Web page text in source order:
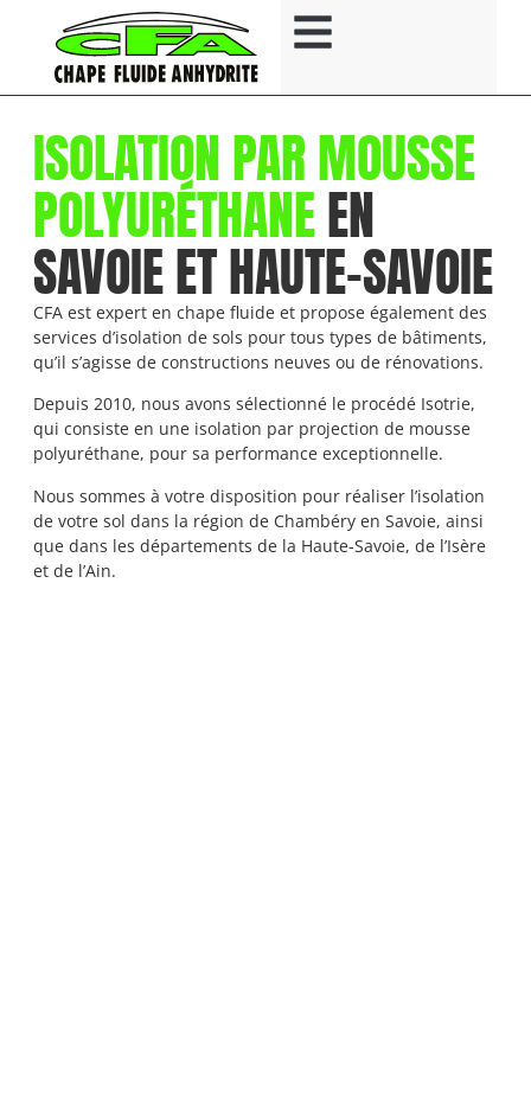
ISOLATION PAR MOUSSE
POLYURÉTHANEEN
SAVOIE ET HAUTE-SAVOIE
CFA est expert en chape fluide et propose également des
services d’isolation de sols pour tous types de bâtiments,
qu’il s’agisse de constructions neuves ou de rénovations.
Depuis 2010, nous avons sélectionné le procédé Isotrie,
qui consiste en une isolation par projection de mousse
polyuréthane, pour sa performance exceptionnelle.
Nous sommes à votre disposition pour réaliser l’isolation
de votre sol dans la région de Chambéry en Savoie, ainsi
que dans les départements de la Haute-Savoie, de l’Isère
et de l’Ain.